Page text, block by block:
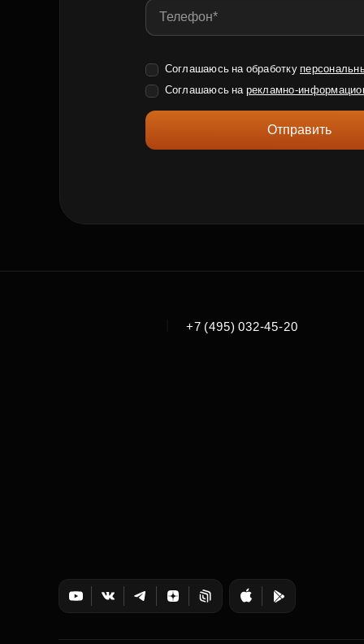
Соглашаюсь на обработку
Соглашаюсь на рекламно-
Отправить
+7 (495) 032-45-20